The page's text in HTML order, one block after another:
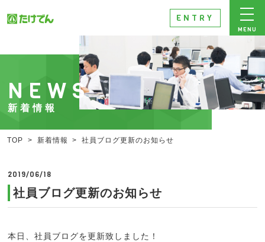
ENTRY
MENU
NEWS
新着情報
TOP > 新着情報 >社員ブログ更新のお知らせ
2019/06/18
社員ブログ更新のお知らせ
本日、社員ブログを更新致しました！